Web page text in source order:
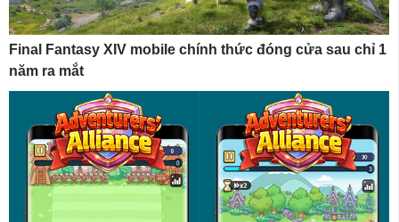
Final Fantasy XIV mobile chính thức đóng cửa sau chỉ 1
năm ra mắt